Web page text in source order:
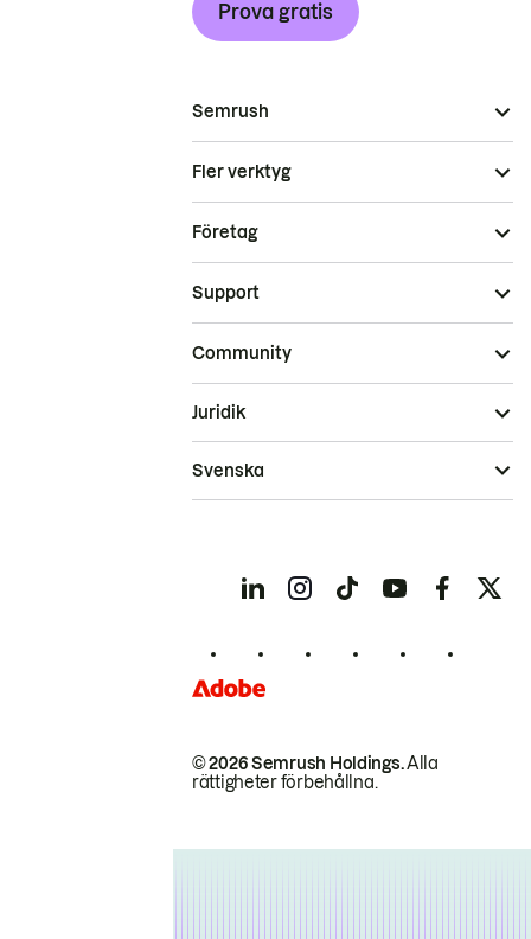
Prova gratis
Semrush
Fler verktyg
Företag
Support
Community
© 2026 Semrush Holdings.Alla
rättigheter förbehållna.
Juridik
Svenska